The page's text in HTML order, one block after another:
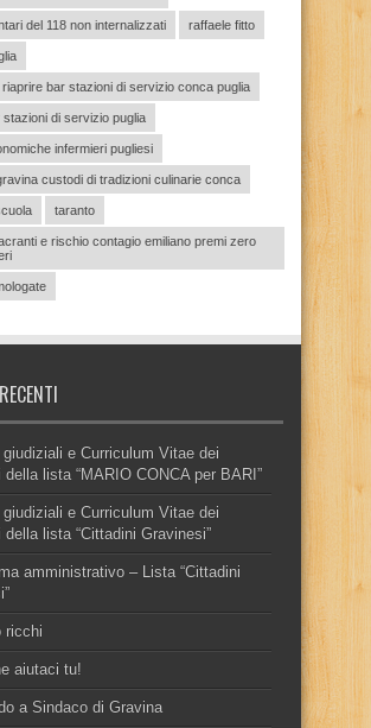
del 118 non internalizzati raffaele fitto
bar stazioni di servizio conca puglia
di servizio puglia
infermieri pugliesi
custodi di tradizioni culinarie conca
taranto
e rischio contagio emiliano premi zero
e Curriculum Vitae dei
della lista “MARIO CONCA per BARI”
e Curriculum Vitae dei
della lista “Cittadini Gravinesi”
amministrativo – Lista “Cittadini
ricchi
aiutaci tu!
a Sindaco di Gravina